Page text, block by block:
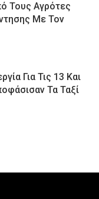
Τους Αγρότες
Με Τον
Για Τις 13 Και
Τα Ταξί